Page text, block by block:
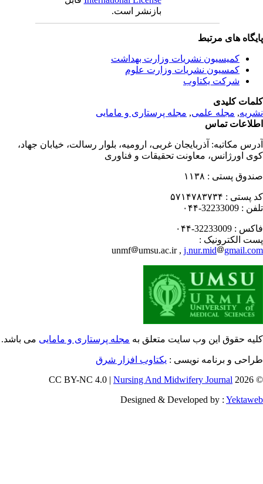
بازنشر است.
های مرتبط
کمیسیون نشریات وزارت بهداشت
کمسیون نشریات وزارت علوم
شرکت یکتاوب
کلیدی
,مجله علمی, مجله پرستاری و مامایی
تماس
مکاتبه:آذربایجان غربی، ارومیه، بلوار رسالت، خیابان جهاد،
اورژانس، معاونت تحقیقات و فناوری
پستی : ۱۱۳۸
پستی : ۵۷۱۴۷۸۳۷۳۴
: 32233009-۰۴۴
: 32233009-۰۴۴
الکترونیک :
unmf
umsu.ac.ir ,j.nur.mid
حقوق این وب سایت متعلق بهمجله پرستاری و ماماییمی باشد.
و برنامه نویسی : یکتاوب افزار شرق
©
Nursing And Midwifery Journal
Designed & Developed by :